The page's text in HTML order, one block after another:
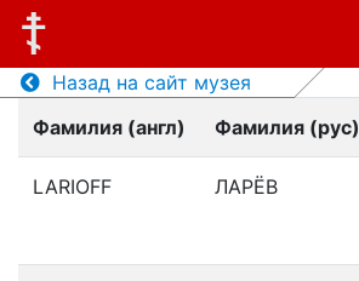
Назад на сайт музея
Фамилия (англ)
Фамилия (рус)
LARIOFF ЛАРЁВ